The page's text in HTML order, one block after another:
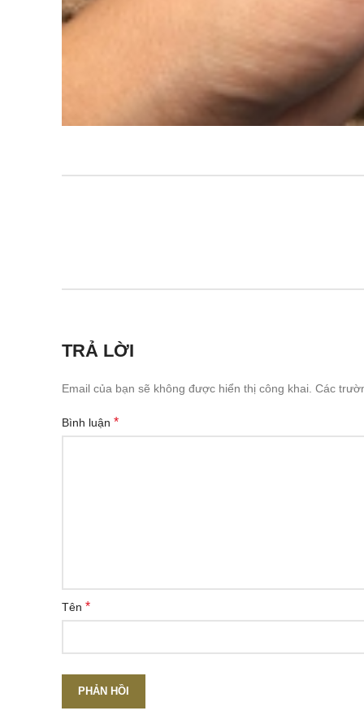
TRẢ LỜI
Email của bạn sẽ không được hiển thị công khai. Các
Bình luận *
Tên *